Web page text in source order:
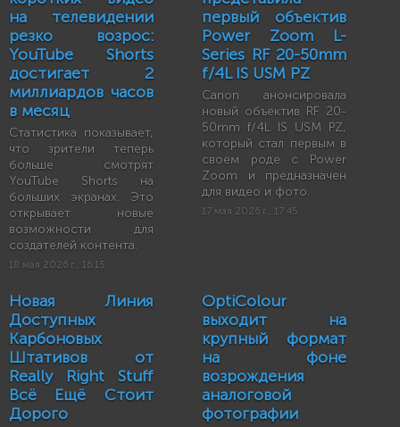
на телевидении
резко возрос:
YouTube Shorts
достигает 2
миллиардов часов
в месяц
Статистика показывает,
что зрители теперь
больше смотрят
YouTube Shorts на
больших экранах. Это
открывает новые
возможности для
создателей контента.
18 мая 2026 г., 16:15
первый объектив
Power Zoom L-
Series RF 20-50mm
f/4L IS USM PZ
Canon анонсировала
новый объектив RF 20-
50mm f/4L IS USM PZ,
который стал первым в
своем роде с Power
Zoom и предназначен
для видео и фото.
17 мая 2026 г., 17:45
Новая Линия
Доступных
Карбоновых
Штативов от
Really Right Stuff
Всё Ещё Стоит
Дорого
OptiColour
выходит на
крупный формат
на фоне
возрождения
аналоговой
фотографии